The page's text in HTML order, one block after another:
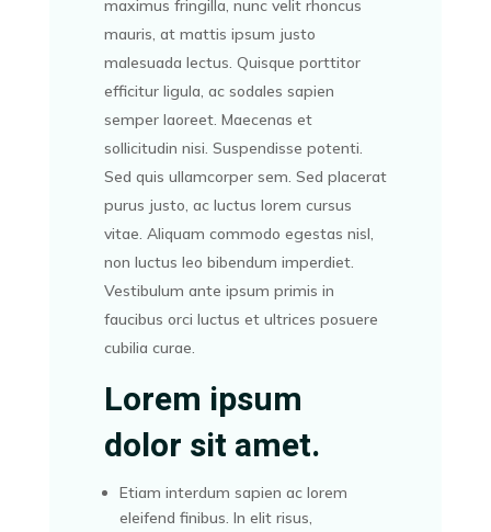
maximus fringilla, nunc velit rhoncus
mauris, at mattis ipsum justo
malesuada lectus. Quisque porttitor
efficitur ligula, ac sodales sapien
semper laoreet. Maecenas et
sollicitudin nisi. Suspendisse potenti.
Sed quis ullamcorper sem. Sed placerat
purus justo, ac luctus lorem cursus
vitae. Aliquam commodo egestas nisl,
non luctus leo bibendum imperdiet.
Vestibulum ante ipsum primis in
faucibus orci luctus et ultrices posuere
cubilia curae.
Lorem ipsum
dolor sit amet.
Etiam interdum sapien ac lorem
eleifend finibus. In elit risus,